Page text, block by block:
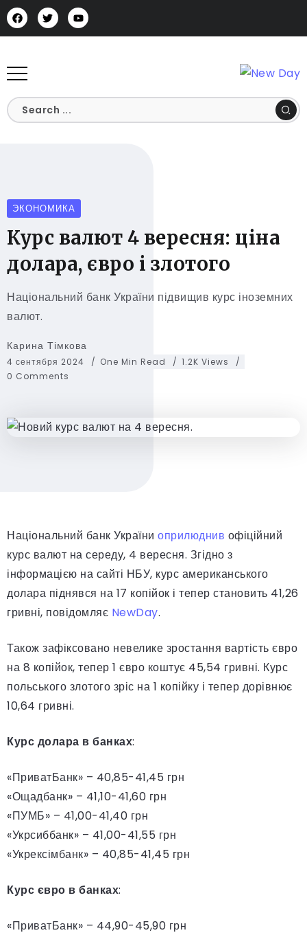
ЭКОНОМИКА
Курс валют 4 вересня: ціна
долара, євро і злотого
Національний банк України підвищив курс іноземних
валют.
Карина Тімкова
4 сентября 2024 One Min Read
1.2K Views
0 Comments
Національний банк України оприлюднив офіційний
курс валют на середу, 4 вересня. Згідно з
інформацією на сайті НБУ, курс американського
долара піднявся на 17 копійок і тепер становить 41,26
гривні, повідомляє NewDay.
Також зафіксовано невелике зростання вартість євро
на 8 копійок, тепер 1 євро коштує 45,54 гривні. Курс
польського злотого зріс на 1 копійку і тепер дорівнює
10,64 гривні.
Курс долара в банках:
«ПриватБанк» – 40,85-41,45 грн
«Ощадбанк» – 41,10-41,60 грн
«ПУМБ» – 41,00-41,40 грн
«Укрсиббанк» – 41,00-41,55 грн
«Укрексімбанк» – 40,85-41,45 грн
Курс євро в банках:
«ПриватБанк» – 44,90-45,90 грн